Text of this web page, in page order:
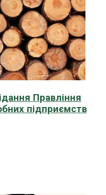
Правління
підприємств